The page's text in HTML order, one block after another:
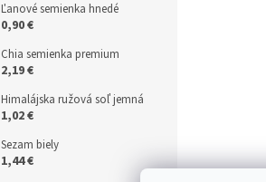
Ľanové semienka hnedé
0,90 €
Chia semienka premium
2,19 €
Himalájska ružová soľ jemná
1,02 €
Sezam biely
1,44 €